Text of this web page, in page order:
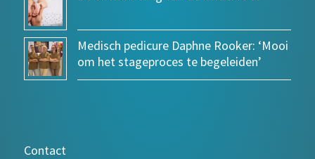
Medisch pedicure Daphne Rooker: ‘Mooi
om het stageproces te begeleiden’
Contact